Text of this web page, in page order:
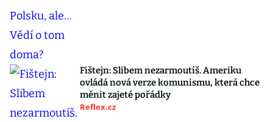
Fištejn: Slibem nezarmoutíš. Ameriku
ovládá nová verze komunismu, která chce
měnit zajeté pořádky
Reflex.cz